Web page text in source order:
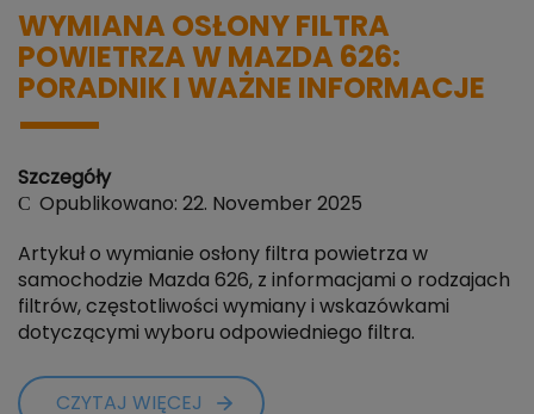
WYMIANA OSŁONY FILTRA
POWIETRZA W MAZDA 626:
PORADNIK I WAŻNE INFORMACJE
Szczegóły
Opublikowano: 22. November 2025
Artykuł o wymianie osłony filtra powietrza w
samochodzie Mazda 626, z informacjami o rodzajach
filtrów, częstotliwości wymiany i wskazówkami
dotyczącymi wyboru odpowiedniego filtra.
CZYTAJ WIĘCEJ